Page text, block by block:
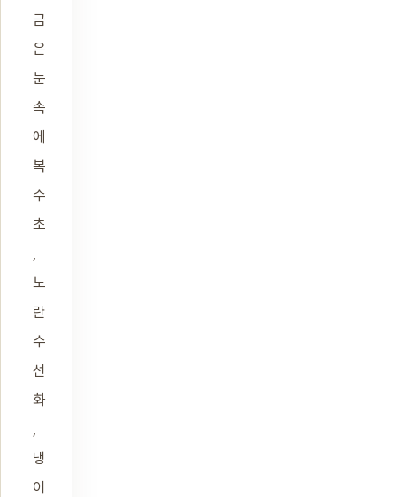
금
은
눈
속
에
복
수
초
노
란
수
선
화
냉
이